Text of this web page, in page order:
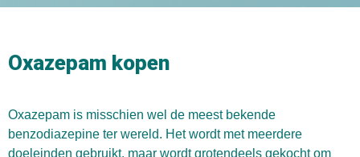
Oxazepam kopen
Oxazepam is misschien wel de meest bekende
benzodiazepine ter wereld. Het wordt met meerdere
doeleinden gebruikt, maar wordt grotendeels gekocht om